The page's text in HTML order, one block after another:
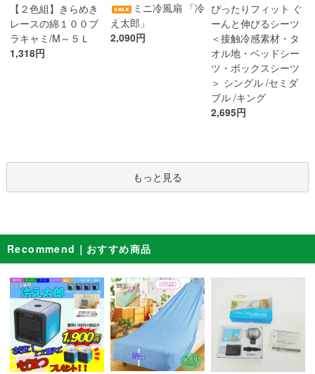
【２色組】きらめき
レースの綿１００ブ
ラキャミ/M～５Ｌ
1,318円
ミニ冷風扇 「冷
え太郎」
2,090円
ぴったりフィット ぐ
ーんと伸びるシーツ
＜接触冷感素材・タ
オル地・ベッドシー
ツ・ボックスシーツ
＞ シングル /セミダ
ブル /キング
2,695円
もっと見る
Recommend｜おすすめ商品